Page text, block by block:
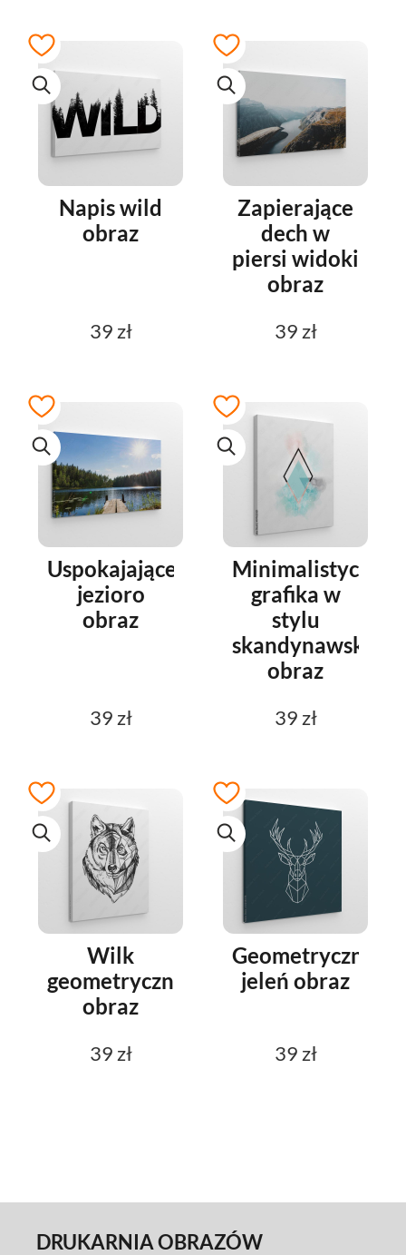
Napis wild
obraz
39 zł
Zapierające
dech w
piersi widoki
obraz
39 zł
Uspokajające
jezioro
obraz
39 zł
Minimalistyczna
grafika w
stylu
skandynawskim
obraz
39 zł
Wilk
geometryczny
obraz
39 zł
Geometryczny
jeleń obraz
39 zł
DRUKARNIA OBRAZÓW